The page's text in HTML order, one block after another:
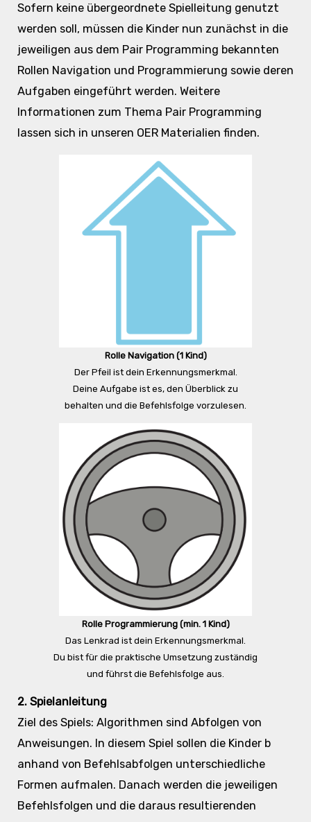
Sofern keine übergeordnete Spielleitung genutzt
werden soll, müssen die Kinder nun zunächst in die
jeweiligen aus dem Pair Programming bekannten
Rollen Navigation und Programmierung sowie deren
Aufgaben eingeführt werden. Weitere
Informationen zum Thema Pair Programming
lassen sich in unseren OER Materialien finden.
Rolle Navigation (1 Kind)
Der Pfeil ist dein Erkennungsmerkmal.
Deine Aufgabe ist es, den Überblick zu
behalten und die Befehlsfolge vorzulesen.
Rolle Programmierung (min. 1 Kind)
Das Lenkrad ist dein Erkennungsmerkmal.
Du bist für die praktische Umsetzung zuständig
und führst die Befehlsfolge aus.
2. Spielanleitung
Ziel des Spiels: Algorithmen sind Abfolgen von
Anweisungen. In diesem Spiel sollen die Kinder b
anhand von Befehlsabfolgen unterschiedliche
Formen aufmalen. Danach werden die jeweiligen
Befehlsfolgen und die daraus resultierenden